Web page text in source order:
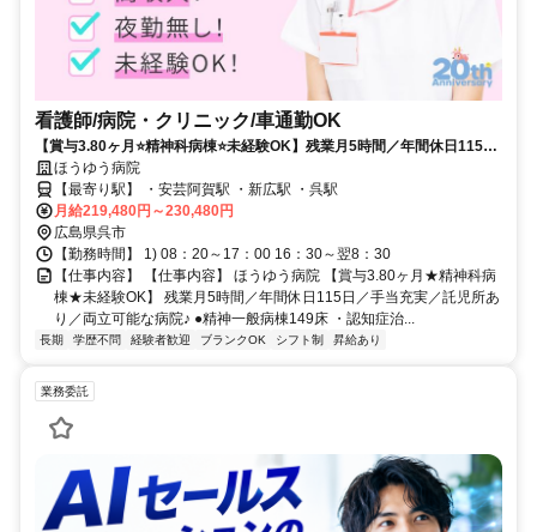
看護師/病院・クリニック/車通勤OK
【賞与3.80ヶ月⭐精神科病棟⭐未経験OK】残業月5時間／年間休日115日
／手当充実／託児所あり／両立可能な病院✨
ほうゆう病院
【最寄り駅】 ・安芸阿賀駅 ・新広駅 ・呉駅
月給219,480円～230,480円
広島県呉市
【勤務時間】 1) 08：20～17：00 16：30～翌8：30
【仕事内容】 【仕事内容】 ほうゆう病院 【賞与3.80ヶ月★精神科病
棟★未経験OK】 残業月5時間／年間休日115日／手当充実／託児所あ
り／両立可能な病院♪ ●精神一般病棟149床 ・認知症治...
長期 学歴不問 経験者歓迎 ブランクOK シフト制 昇給あり
業務委託